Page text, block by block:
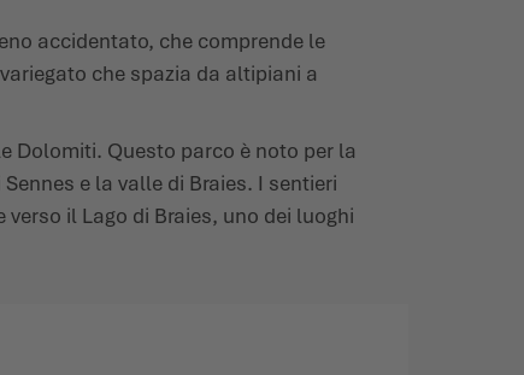
accidentato, che comprende le
che spazia da altipiani a
Dolomiti. Questo parco è noto per la
e la valle di Braies. I sentieri
il Lago di Braies, uno dei luoghi